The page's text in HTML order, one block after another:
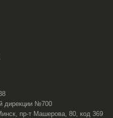
дирекции №700
пр-т Машерова, 80, код 369